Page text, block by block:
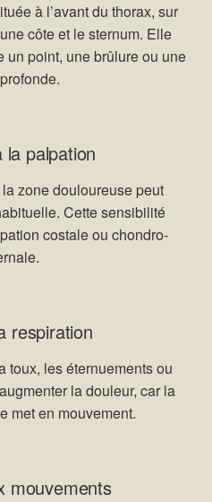
à l’avant du thorax, sur
côte et le sternum. Elle
un point, une brûlure ou une
la palpation
zone douloureuse peut
Cette sensibilité
costale ou chondro-
respiration
toux, les éternuements ou
la douleur, car la
met en mouvement.
mouvements